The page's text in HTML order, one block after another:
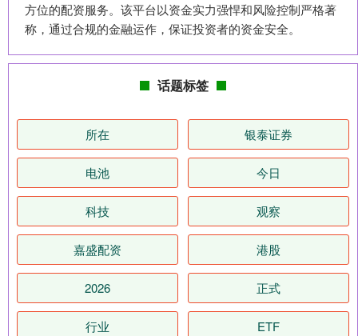
方位的配资服务。该平台以资金实力强悍和风险控制严格著
称，通过合规的金融运作，保证投资者的资金安全。
话题标签
所在 银泰证券
电池 今日
科技 观察
嘉盛配资 港股
2026 正式
行业 ETF